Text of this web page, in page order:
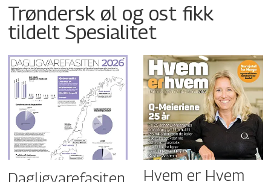
Trøndersk øl og ost fikk
tildelt Spesialitet
Dagligvarefasiten Hvem er Hvem